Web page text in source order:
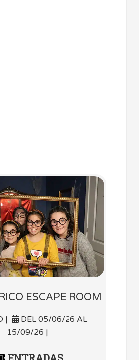
ESCAPE ROOM
|
DEL 05/06/26 AL
15/09/26 |
ENTRADAS